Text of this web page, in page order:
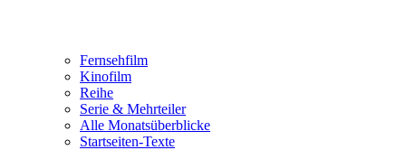
Fernsehfilm
Kinofilm
Reihe
Serie & Mehrteiler
Alle Monatsüberblicke
Startseiten-Texte